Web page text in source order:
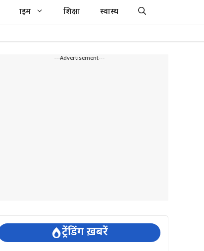
क्राइम शिक्षा स्वास्थ
---Advertisement---
ट्रेंडिंग ख़बरें